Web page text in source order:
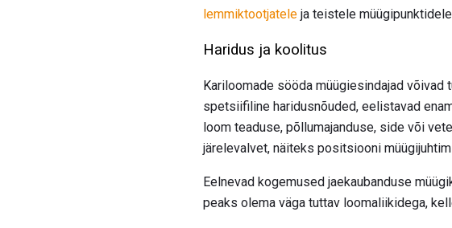
lemmiktootjatele ja teistele
Haridus ja koolitus
Kariloomade sööda müügiesindajad
spetsiifiline haridusnõuded, eelistavad
loom teaduse, põllumajanduse, side või
järelevalvet, näiteks positsiooni
Eelnevad kogemused jaekaubanduse
peaks olema väga tuttav loomaliikidega,